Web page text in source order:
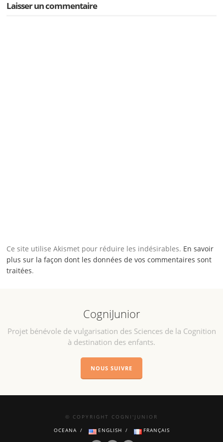
Laisser un commentaire
Ce site utilise Akismet pour réduire les indésirables. En savoir
plus sur la façon dont les données de vos commentaires sont
traitées.
CogniJunior
Projet bénévole de vulgarisation des Sciences de la Cognition
à destination des enfants.
NOUS SUIVRE
© COPYRIGHT COGNI'JUNIOR
OCEANA
ENGLISH FRANÇAIS